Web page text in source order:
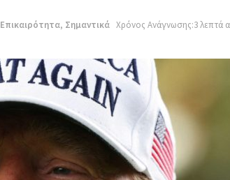
Επικαιρότητα, Σημαντικά Χρόνος Ανάγνωσης:3 λεπτά